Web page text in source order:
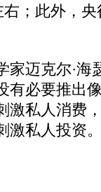
；此外，
迈克尔·海
有必要推出
激私人消费
激私人投资